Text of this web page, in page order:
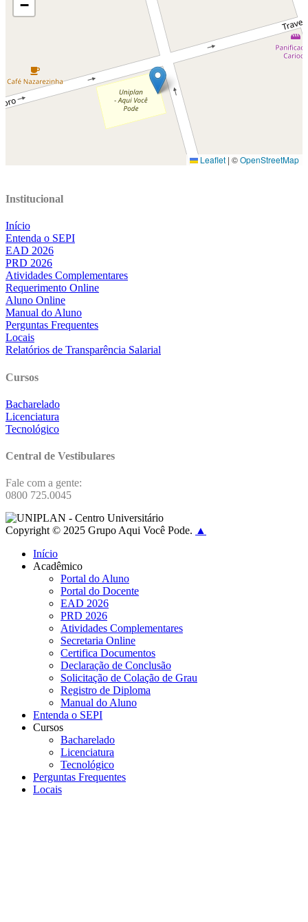
Institucional
Início
Entenda o SEPI
EAD 2026
PRD 2026
Atividades Complementares
Requerimento Online
Aluno Online
Manual do Aluno
Perguntas Frequentes
Locais
Relatórios de Transparência Salarial
Cursos
Bacharelado
Licenciatura
Tecnológico
Central de Vestibulares
Fale com a gente:
0800 725.0045
Copyright © 2025 Grupo Aqui Você Pode. ▲
Início
Acadêmico
Portal do Aluno
Portal do Docente
EAD 2026
PRD 2026
Atividades Complementares
Secretaria Online
Certifica Documentos
Declaração de Conclusão
Solicitação de Colação de Grau
Registro de Diploma
Manual do Aluno
Entenda o SEPI
Cursos
Bacharelado
Licenciatura
Tecnológico
Perguntas Frequentes
Locais